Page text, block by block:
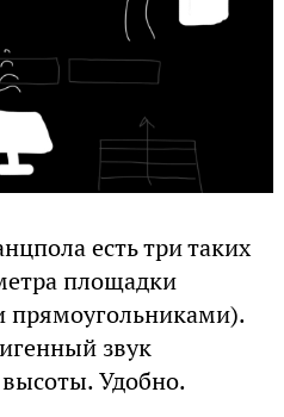
есть три таких
площадки
прямоугольниками).
звук
Удобно.